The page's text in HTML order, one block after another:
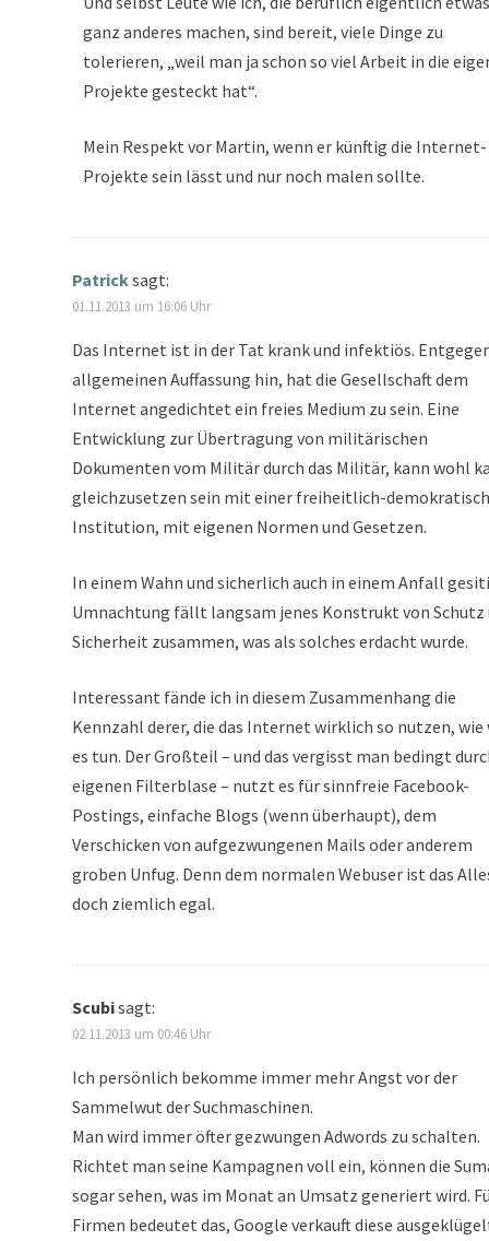
ganz anderes machen, sind bereit, viele Dinge zu
tolerieren, „weil man ja schon so viel Arbeit in die
Projekte gesteckt hat“.
Mein Respekt vor Martin, wenn er künftig die Internet-
Projekte sein lässt und nur noch malen sollte.
Patricksagt:
01.11.2013 um 16:06 Uhr
Das Internet ist in der Tat krank und infektiös.
allgemeinen Auffassung hin, hat die Gesellschaft dem
Internet angedichtet ein freies Medium zu sein. Eine
Entwicklung zur Übertragung von militärischen
Dokumenten vom Militär durch das Militär, kann wohl
gleichzusetzen sein mit einer freiheitlich-
Institution, mit eigenen Normen und Gesetzen.
In einem Wahn und sicherlich auch in einem Anfall
Umnachtung fällt langsam jenes Konstrukt von Schutz
Sicherheit zusammen, was als solches erdacht wurde.
Interessant fände ich in diesem Zusammenhang die
Kennzahl derer, die das Internet wirklich so nutzen, wie
es tun. Der Großteil – und das vergisst man bedingt
eigenen Filterblase – nutzt es für sinnfreie Facebook-
Postings, einfache Blogs (wenn überhaupt), dem
Verschicken von aufgezwungenen Mails oder anderem
groben Unfug. Denn dem normalen Webuser ist das
doch ziemlich egal.
Scubisagt:
02.11.2013 um 00:46 Uhr
Ich persönlich bekomme immer mehr Angst vor der
Sammelwut der Suchmaschinen.
Man wird immer öfter gezwungen Adwords zu schalten.
Richtet man seine Kampagnen voll ein, können die
sogar sehen, was im Monat an Umsatz generiert wird.
Firmen bedeutet das, Google verkauft diese